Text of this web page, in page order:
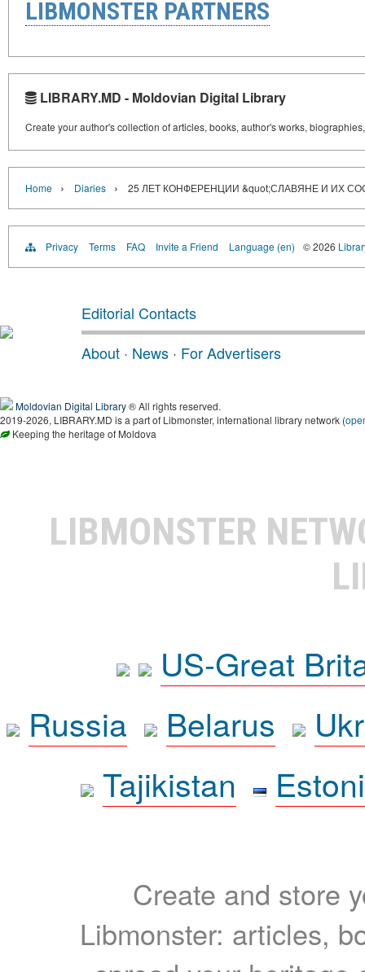
LIBMONSTER PARTNERS
LIBRARY.MD - Moldovian Digital Library
Create your author's collection of articles, books, author's works,
Home › Diaries › 25 ЛЕТ КОНФЕРЕНЦИИ &quot;СЛАВЯНЕ И ИХ
Privacy Terms FAQ Invite a Friend Language (en) © 2026
Editorial Contacts
About · News · For Advertisers
Moldovian Digital Library® All rights reserved.
2019-2026, LIBRARY.MD is a part of Libmonster, international library network (
Keeping the heritage of Moldova
LIBMONSTER
US-Great
Russia
Belarus
Tajikistan
Create and store
Libmonster: articles,